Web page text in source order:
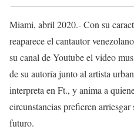
Miami, abril 2020.- Con su
reaparece el cantautor venezolano
su canal de Youtube el video
de su autoría junto al artista
interpreta en Ft., y anima a
circunstancias prefieren
futuro.